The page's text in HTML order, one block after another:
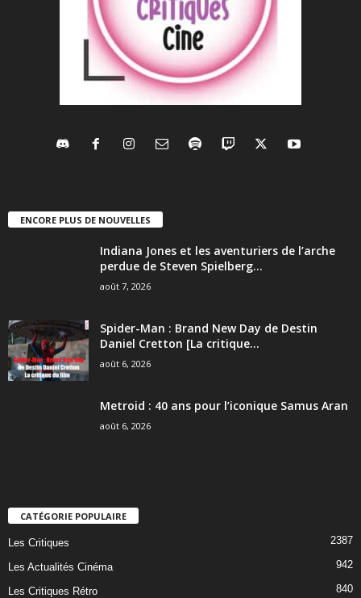
ENCORE PLUS DE NOUVELLES
Indiana Jones et les aventuriers de l’arche
perdue de Steven Spielberg...
août 7, 2026
Spider-Man : Brand New Day de Destin
Daniel Cretton [La critique...
août 6, 2026
Metroid : 40 ans pour l’iconique Samus Aran
août 6, 2026
CATÉGORIE POPULAIRE
Les Critiques 2387
Les Actualités Cinéma 942
Les Critiques Rétro 840